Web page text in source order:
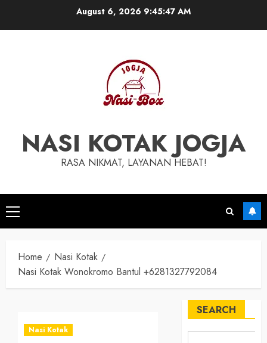
August 6, 2026 9:45:48 AM
NASI KOTAK JOGJA
RASA NIKMAT, LAYANAN HEBAT!
Primary
Menu
Home
Nasi Kotak
Nasi Kotak Wonokromo Bantul +6281327792084
Nasi Kotak
SEARCH